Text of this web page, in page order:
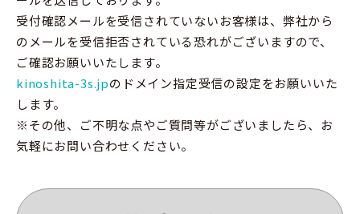
受付確認メールを受信されていないお客様は、弊社から
のメールを受信拒否されている恐れがございますので、
ご確認お願いいたします。
kinoshita-3s.jpのドメイン指定受信の設定をお願いいた
します。
※その他、ご不明な点やご質問等がございましたら、お
気軽にお問い合わせください。